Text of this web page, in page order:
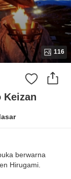
116
Keizan
berwarna
Hirugami.